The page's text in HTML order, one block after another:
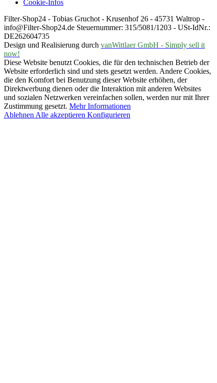
Cookie-Infos
Filter-Shop24 - Tobias Gruchot - Krusenhof 26 - 45731 Waltrop -
info@Filter-Shop24.de Steuernummer: 315/5081/1203 - USt-IdNr.:
DE262604735
Design und Realisierung durch vanWittlaer GmbH - Simply sell it
now!
Diese Website benutzt Cookies, die für den technischen Betrieb der
Website erforderlich sind und stets gesetzt werden. Andere Cookies,
die den Komfort bei Benutzung dieser Website erhöhen, der
Direktwerbung dienen oder die Interaktion mit anderen Websites
und sozialen Netzwerken vereinfachen sollen, werden nur mit Ihrer
Zustimmung gesetzt. Mehr Informationen
Ablehnen Alle akzeptieren Konfigurieren